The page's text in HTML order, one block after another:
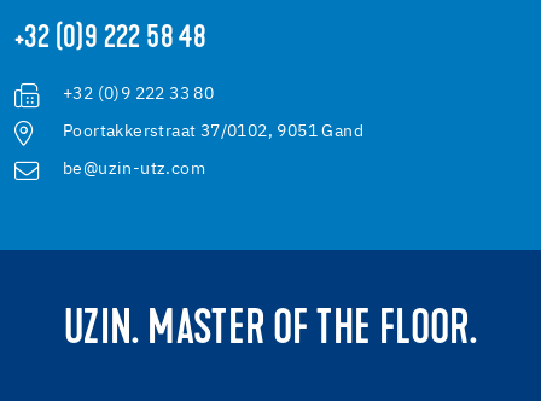
+32 (0)9 222 58 48
+32 (0)9 222 33 80
Poortakkerstraat 37/0102, 9051 Gand
be@uzin-utz.com
UZIN. MASTER OF THE FLOOR.